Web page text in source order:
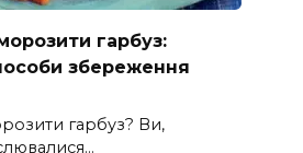
гарбуз:
збереження
гарбуз? Ви,